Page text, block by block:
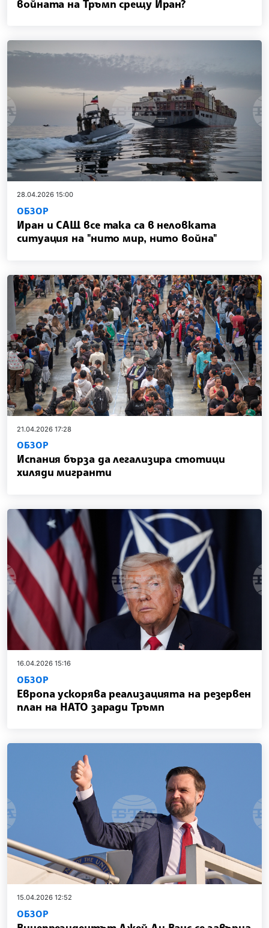
войната на Тръмп срещу Иран?
28.04.2026 15:00
ОБЗОР
Иран и САЩ все така са в неловката
ситуация на "нито мир, нито война"
21.04.2026 17:28
ОБЗОР
Испания бърза да легализира стотици
хиляди мигранти
16.04.2026 15:16
ОБЗОР
Европа ускорява реализацията на резервен
план на НАТО заради Тръмп
15.04.2026 12:52
ОБЗОР